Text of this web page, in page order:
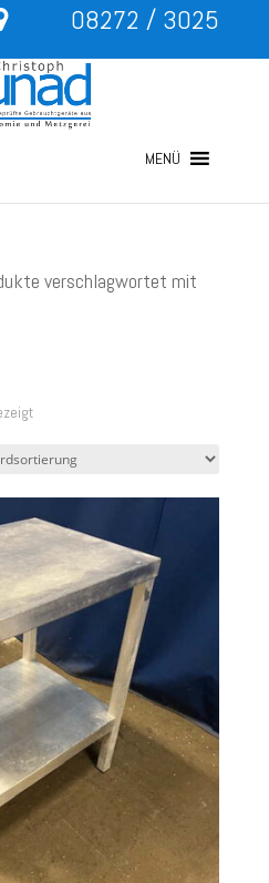
08272 / 3025
MENÜ
verschlagwortet mit